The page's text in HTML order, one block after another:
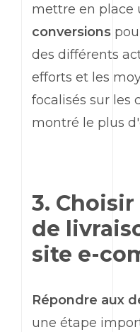
mettre en place
conversions
des différents
efforts et les
focalisés sur les
montré le plus
3.
de
site e-
Répondre aux
une étape